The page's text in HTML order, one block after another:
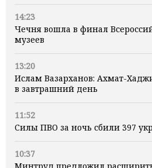
14:23
Чечня вошла в финал
музеев
13:20
Ислам Вазарханов: Ахмат-
в завтрашний день
11:52
Силы ПВО за ночь сбили 397
10:37